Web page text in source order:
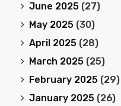
June 2025 (27)
May 2025 (30)
April 2025 (28)
March 2025 (25)
February 2025 (29)
January 2025 (26)